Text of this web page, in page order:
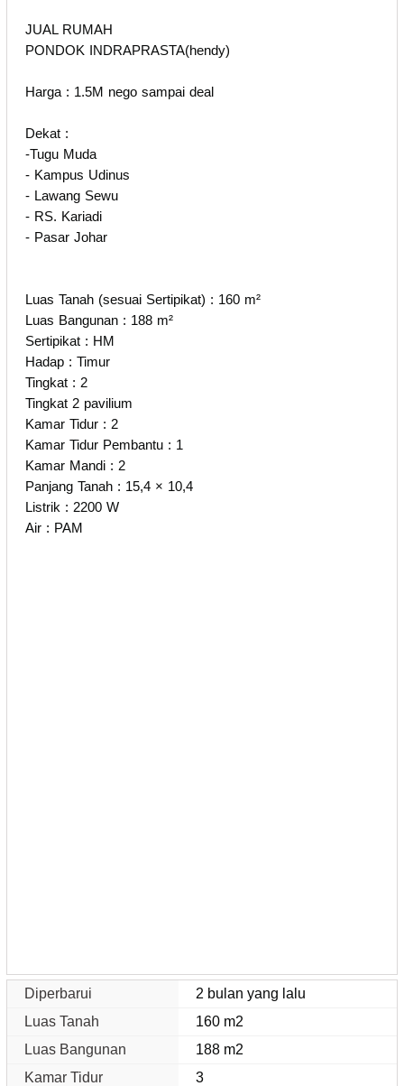
JUAL RUMAH
PONDOK INDRAPRASTA(hendy)
Harga : 1.5M nego sampai deal
Dekat :
-Tugu Muda
- Kampus Udinus
- Lawang Sewu
- RS. Kariadi
- Pasar Johar
Luas Tanah (sesuai Sertipikat) : 160 m²
Luas Bangunan : 188 m²
Sertipikat : HM
Hadap : Timur
Tingkat : 2
Tingkat 2 pavilium
Kamar Tidur : 2
Kamar Tidur Pembantu : 1
Kamar Mandi : 2
Panjang Tanah : 15,4 × 10,4
Listrik : 2200 W
Air : PAM
Diperbarui
2 bulan yang lalu
Luas Tanah
160 m2
Luas Bangunan
188 m2
Kamar Tidur
3